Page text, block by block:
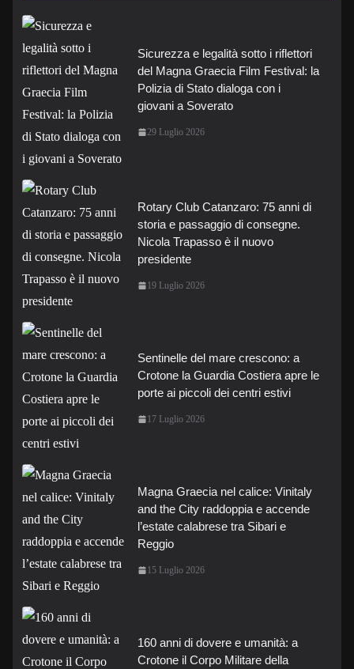
Sicurezza e legalità sotto i riflettori
del Magna Graecia Film Festival: la
Polizia di Stato dialoga con i
giovani a Soverato
29 Luglio 2026
Rotary Club Catanzaro: 75 anni di
storia e passaggio di consegne.
Nicola Trapasso è il nuovo
presidente
19 Luglio 2026
Sentinelle del mare crescono: a
Crotone la Guardia Costiera apre le
porte ai piccoli dei centri estivi
17 Luglio 2026
Magna Graecia nel calice: Vinitaly
and the City raddoppia e accende
l’estate calabrese tra Sibari e
Reggio
15 Luglio 2026
160 anni di dovere e umanità: a
Crotone il Corpo Militare della